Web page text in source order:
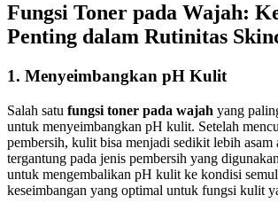
Fungsi Toner pada Wajah:
Penting dalam Rutinitas
1. Menyeimbangkan pH Kulit
Salah satu fungsi toner pada wajah yang
untuk menyeimbangkan pH kulit. Setelah
pembersih, kulit bisa menjadi sedikit lebih asam
tergantung pada jenis pembersih yang
untuk mengembalikan pH kulit ke kondisi
keseimbangan yang optimal untuk fungsi kulit